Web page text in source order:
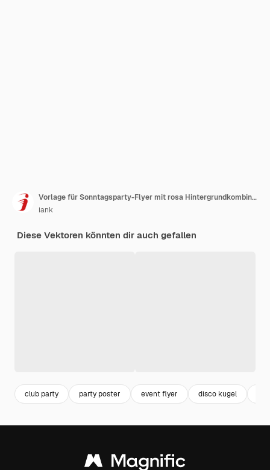
Vorlage für Sonntagsparty-Flyer mit rosa Hintergrundkombination
iank
Diese Vektoren könnten dir auch gefallen
club party party poster event flyer disco kugel